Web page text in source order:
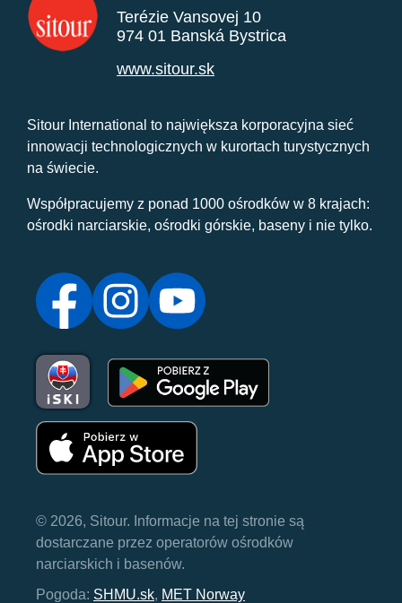
Terézie Vansovej 10
974 01 Banská Bystrica
www.sitour.sk
Sitour International to największa korporacyjna sieć
innowacji technologicznych w kurortach turystycznych
na świecie.
Współpracujemy z ponad 1000 ośrodków w 8 krajach:
ośrodki narciarskie, ośrodki górskie, baseny i nie tylko.
© 2026, Sitour. Informacje na tej stronie są
dostarczane przez operatorów ośrodków
narciarskich i basenów.
Pogoda: SHMU.sk, MET Norway